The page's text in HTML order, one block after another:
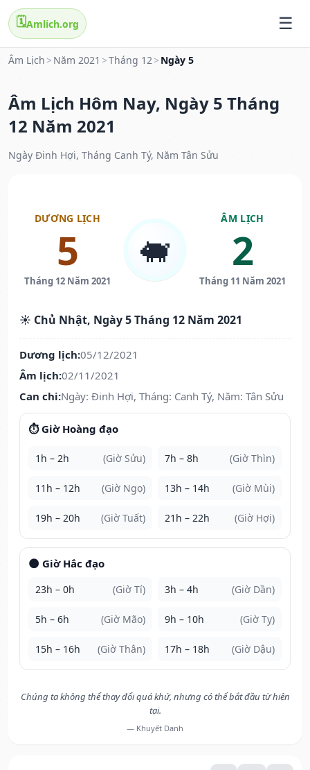
🗓️Amlich.org
Âm Lịch > Năm 2021 >Tháng 12> Ngày 5
Âm Lịch Hôm Nay, Ngày 5 Tháng
12 Năm 2021
Ngày Đinh Hợi, Tháng Canh Tý, Năm Tân Sửu
DƯƠNG LỊCH
5
Tháng 12 Năm 2021
🐖
ÂM LỊCH
2
Tháng 11 Năm 2021
☀️ Chủ Nhật, Ngày 5 Tháng 12 Năm 2021
Dương lịch:05/12/2021
Âm lịch:02/11/2021
Can chi:Ngày: Đinh Hợi, Tháng: Canh Tý, Năm: Tân Sửu
⏱️ Giờ Hoàng đạo
1h – 2h (Giờ Sửu) 7h – 8h (Giờ Thìn)
11h – 12h (Giờ Ngọ) 13h – 14h (Giờ Mùi)
19h – 20h (Giờ Tuất) 21h – 22h (Giờ Hợi)
🌑 Giờ Hắc đạo
23h – 0h (Giờ Tí) 3h – 4h (Giờ Dần)
5h – 6h (Giờ Mão) 9h – 10h (Giờ Tỵ)
15h – 16h (Giờ Thân) 17h – 18h (Giờ Dậu)
Chúng ta không thể thay đổi quá khứ, nhưng có thể bắt đầu từ hiện
tại.
— Khuyết Danh